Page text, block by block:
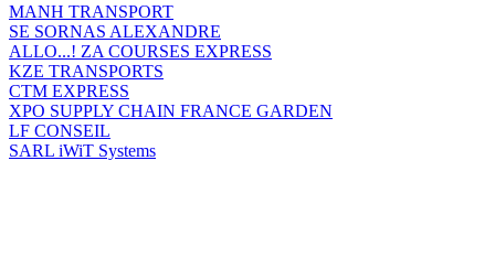
MANH TRANSPORT
SE SORNAS ALEXANDRE
ALLO...! ZA COURSES EXPRESS
KZE TRANSPORTS
CTM EXPRESS
XPO SUPPLY CHAIN FRANCE GARDEN
LF CONSEIL
SARL iWiT Systems